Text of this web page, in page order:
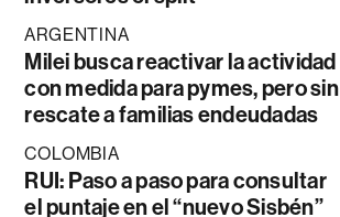
ARGENTINA
Milei busca reactivar la actividad
con medida para pymes, pero sin
rescate a familias endeudadas
COLOMBIA
RUI: Paso a paso para consultar
el puntaje en el “nuevo Sisbén”